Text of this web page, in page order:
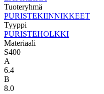
Tuoteryhmä
PURISTEKIINNIKKEET
Tyyppi
PURISTEHOLKKI
Materiaali
S400
A
6.4
B
8.0